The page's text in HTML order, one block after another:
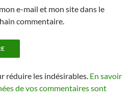
e-mail et mon site dans le
commentaire.
réduire les indésirables. En savoir
de vos commentaires sont